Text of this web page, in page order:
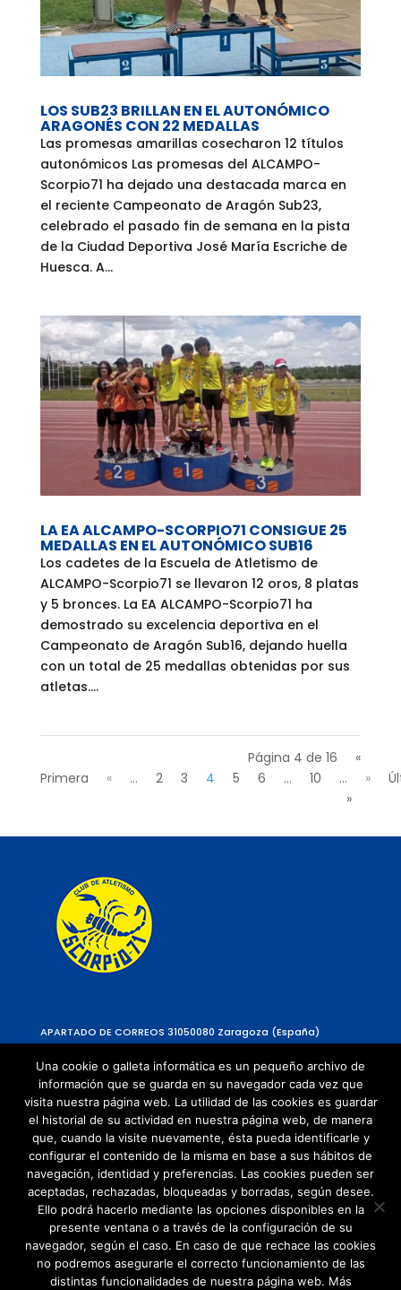
LOS SUB23 BRILLAN EN EL AUTONÓMICO
ARAGONÉS CON 22 MEDALLAS
Las promesas amarillas cosecharon 12 títulos
autonómicos Las promesas del ALCAMPO-
Scorpio71 ha dejado una destacada marca en
el reciente Campeonato de Aragón Sub23,
celebrado el pasado fin de semana en la pista
de la Ciudad Deportiva José María Escriche de
Huesca. A...
LA EA ALCAMPO-SCORPIO71 CONSIGUE 25
MEDALLAS EN EL AUTONÓMICO SUB16
Los cadetes de la Escuela de Atletismo de
ALCAMPO-Scorpio71 se llevaron 12 oros, 8 platas
y 5 bronces. La EA ALCAMPO-Scorpio71 ha
demostrado su excelencia deportiva en el
Campeonato de Aragón Sub16, dejando huella
con un total de 25 medallas obtenidas por sus
atletas....
Página 4 de 16
«
Primera
« ... 2 3 4 5 6 ... 10 ... »
»
APARTADO DE CORREOS 31050080 Zaragoza (España)
Política de Privacidad
Política de cookies
Una cookie o galleta informática es un pequeño archivo de
información que se guarda en su navegador cada vez que
visita nuestra página web. La utilidad de las cookies es guardar
el historial de su actividad en nuestra página web, de manera
que, cuando la visite nuevamente, ésta pueda identificarle y
configurar el contenido de la misma en base a sus hábitos de
navegación, identidad y preferencias. Las cookies pueden ser
aceptadas, rechazadas, bloqueadas y borradas, según desee.
Ello podrá hacerlo mediante las opciones disponibles en la
presente ventana o a través de la configuración de su
navegador, según el caso. En caso de que rechace las cookies
no podremos asegurarle el correcto funcionamiento de las
distintas funcionalidades de nuestra página web. Más